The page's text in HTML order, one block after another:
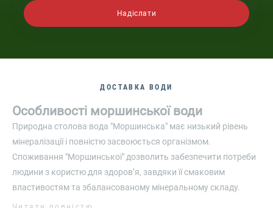
Надіслати
ДОСТАВКА ВОДИ
Особливості моршинської води
Природна столова вода "Моршинська" має низький рівень
мінералізації і повністю засвоюється організмом.
Споживання "Моршинської" дозволить забезпечити потреби
людини з користю для здоров’я, завдяки її смаковим
властивостям та збалансованому мінеральному складу.
Виробництво бутильованої води передбачає механічне